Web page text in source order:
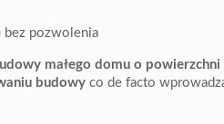
małego domu o powierzchni
budowy co de facto